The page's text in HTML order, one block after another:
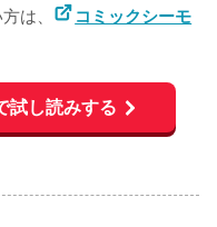
は、
コミックシーモ
試し読みする